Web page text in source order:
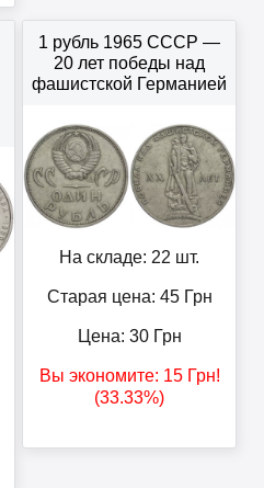
1 рубль 1965 СССР —
20 лет победы над
фашистской Германией
На складе: 22 шт.
Старая цена: 45Грн
Цена: 30Грн
Вы экономите: 15Грн!
(33.33%)